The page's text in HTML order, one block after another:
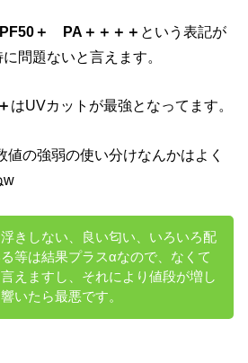
＋ PA＋＋＋＋ という表記が
問題ないと言えます。
はUVカットが最強となってます。
値の強弱の使い分けなんかはよく
w
きしない、良い匂い、いろいろ配
等は結果プラスαなので、なくて
えますし、それにより値段が増し
いたら最悪です。